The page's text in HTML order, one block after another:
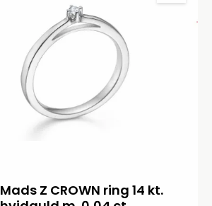
Mads Z CROWN ring 14 kt.